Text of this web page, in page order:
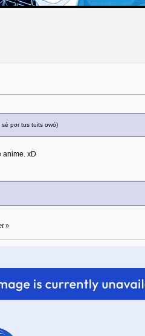
por tus tuits owó)
anime. xD
»